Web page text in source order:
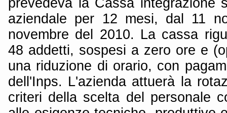
aziendale per 12 mesi, dal 11
novembre del 2010. La cassa
48 addetti, sospesi a zero ore e
una riduzione di orario, con
dell'Inps. L'azienda attuerà la
criteri della scelta del personale